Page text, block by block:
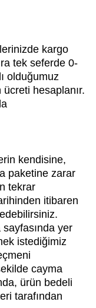
kargo
tek seferde 0-
olduğumuz
hesaplanır.
kendisine,
paketine zarar
tekrar
itibaren
yer
istediğimiz
cayma
ürün bedeli
tarafından